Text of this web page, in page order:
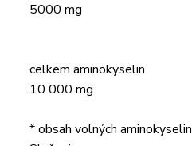
5000 mg
celkem aminokyselin
10 000 mg
* obsah volných aminokyselin